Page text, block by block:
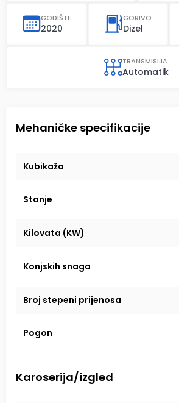
GODIŠTE
2020
GORIVO
Dizel
TRANSMISIJA
Automatik
Mehaničke specifikacije
Kubikaža
Stanje
Kilovata (KW)
Konjskih snaga
Broj stepeni prijenosa
Pogon
Karoserija/izgled